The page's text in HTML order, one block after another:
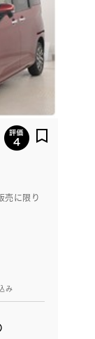
売に限り
み